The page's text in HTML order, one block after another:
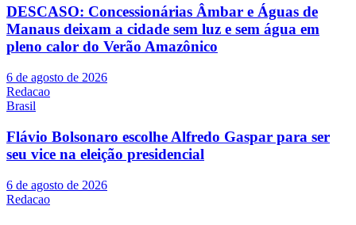
DESCASO: Concessionárias Âmbar e Águas de
Manaus deixam a cidade sem luz e sem água em
pleno calor do Verão Amazônico
6 de agosto de 2026
Redacao
Brasil
Flávio Bolsonaro escolhe Alfredo Gaspar para ser
seu vice na eleição presidencial
6 de agosto de 2026
Redacao